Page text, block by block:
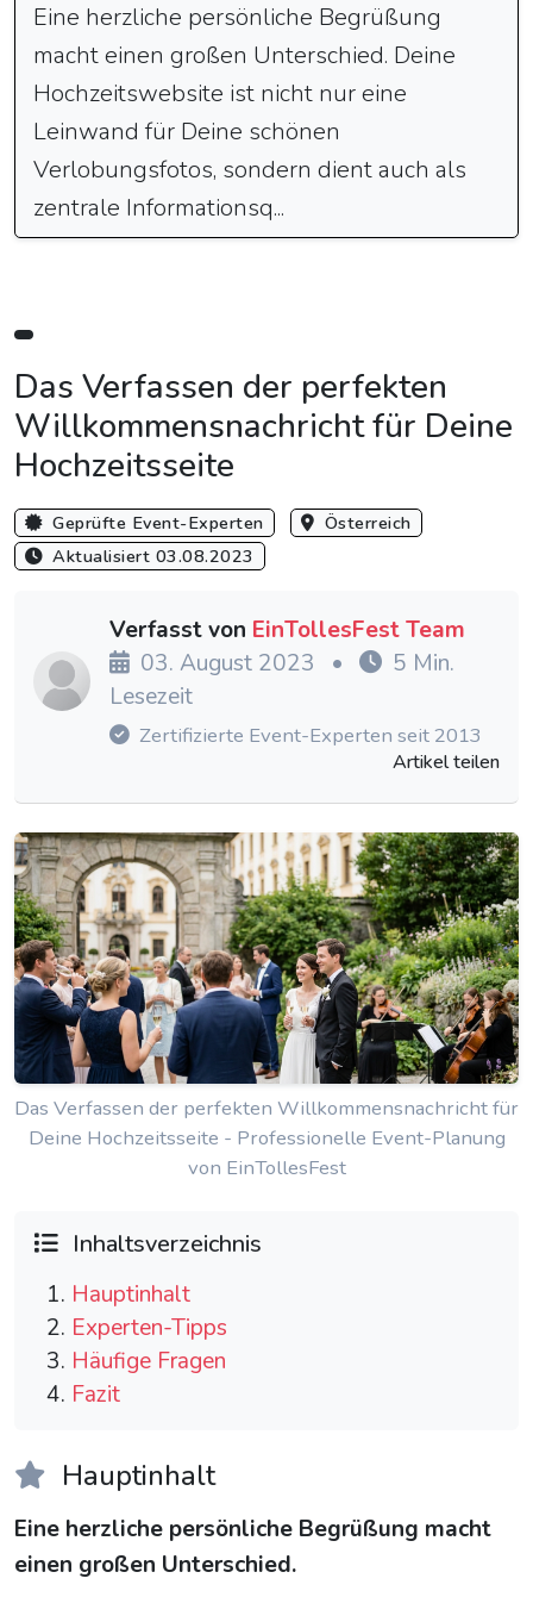
Eine herzliche persönliche Begrüßung
macht einen großen Unterschied. Deine
Hochzeitswebsite ist nicht nur eine
Leinwand für Deine schönen
Verlobungsfotos, sondern dient auch als
zentrale Informationsq...
Das Verfassen der perfekten
Willkommensnachricht für Deine
Hochzeitsseite
Geprüfte Event-Experten
Österreich
Aktualisiert 03.08.2023
Verfasst von EinTollesFest Team
03. August 2023
•
5 Min.
Lesezeit
Zertifizierte Event-Experten seit 2013
Artikel teilen
Das Verfassen der perfekten Willkommensnachricht für
Deine Hochzeitsseite - Professionelle Event-Planung
von EinTollesFest
Inhaltsverzeichnis
Hauptinhalt
Experten-Tipps
Häufige Fragen
Fazit
Hauptinhalt
Eine herzliche persönliche Begrüßung macht
einen großen Unterschied.